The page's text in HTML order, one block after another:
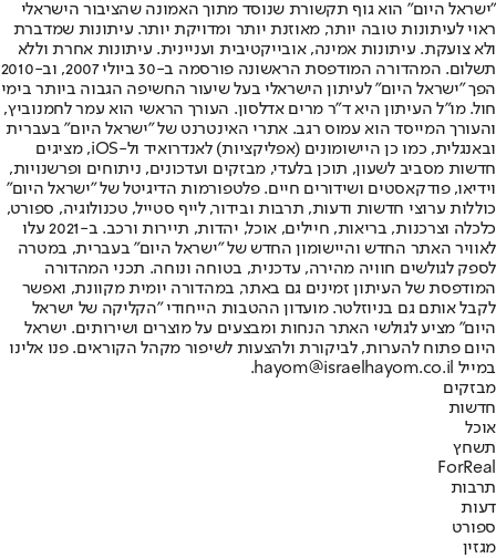
"ישראל היום" הוא גוף תקשורת שנוסד מתוך האמונה שהציבור הישראלי
ראוי לעיתונות טובה יותר, מאוזנת יותר ומדויקת יותר. עיתונות שמדברת
ולא צועקת. עיתונות אמינה, אובייקטיבית ועניינית. עיתונות אחרת וללא
תשלום. המהדורה המודפסת הראשונה פורסמה ב-30 ביולי 2007, וב-2010
הפך "ישראל היום" לעיתון הישראלי בעל שיעור החשיפה הגבוה ביותר בימי
חול. מו"ל העיתון היא ד"ר מרים אדלסון. העורך הראשי הוא עמר לחמנוביץ,
והעורך המייסד הוא עמוס רגב. אתרי האינטרנט של "ישראל היום" בעברית
ובאנגלית, כמו כן היישומונים (אפליקציות) לאנדרואיד ול-iOS, מציגים
חדשות מסביב לשעון, תוכן בלעדי, מבזקים ועדכונים, ניתוחים ופרשנויות,
וידיאו, פודקאסטים ושידורים חיים. פלטפורמות הדיגיטל של "ישראל היום"
כוללות ערוצי חדשות ודעות, תרבות ובידור, לייף סטייל, טכנולוגיה, ספורט,
כלכלה וצרכנות, בריאות, חיילים, אוכל, יהדות, תיירות ורכב. ב-2021 עלו
לאוויר האתר החדש והיישומון החדש של "ישראל היום" בעברית, במטרה
לספק לגולשים חוויה מהירה, עדכנית, בטוחה ונוחה. תכני המהדורה
המודפסת של העיתון זמינים גם באתר, במהדורה יומית מקוונת, ואפשר
לקבל אותם גם בניוזלטר. מועדון ההטבות הייחודי "הקליקה של ישראל
היום" מציע לגולשי האתר הנחות ומבצעים על מוצרים ושירותים. ישראל
היום פתוח להערות, לביקורת ולהצעות לשיפור מקהל הקוראים. פנו אלינו
במייל hayom@israelhayom.co.il.
מבזקים
חדשות
אוכל
תשחץ
ForReal
תרבות
דעות
ספורט
מגזין